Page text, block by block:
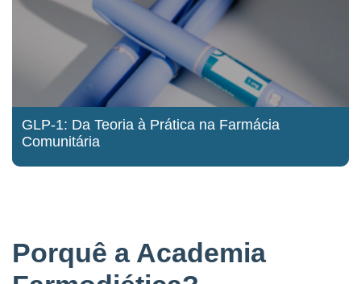
GLP-1: Da Teoria à Prática na Farmácia
Comunitária
Porquê a Academia